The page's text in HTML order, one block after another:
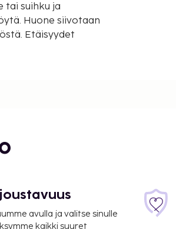
tai suihku ja
Huone siivotaan
Etäisyydet
avulla ja valitse sinulle
kaikki suuret